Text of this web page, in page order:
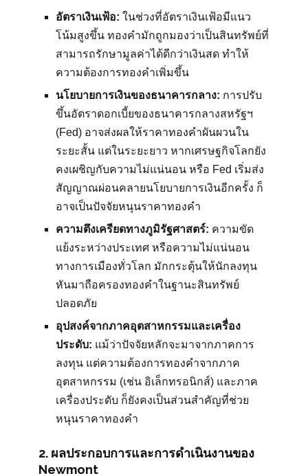
อัตราเงินเฟ้อ: ในช่วงที่อัตราเงินเฟ้อมีแนว
โน้มสูงขึ้น ทองคำมักถูกมองว่าเป็นสินทรัพย์ที่
สามารถรักษามูลค่าได้ดีกว่าเงินสด ทำให้
ความต้องการทองคำเพิ่มขึ้น
นโยบายการเงินของธนาคารกลาง: การปรับ
ขึ้นอัตราดอกเบี้ยของธนาคารกลางสหรัฐฯ
(Fed) อาจส่งผลให้ราคาทองคำผันผวนใน
ระยะสั้น แต่ในระยะยาว หากเศรษฐกิจโลกยัง
คงเผชิญกับความไม่แน่นอน หรือ Fed เริ่มส่ง
สัญญาณผ่อนคลายนโยบายการเงินอีกครั้ง ก็
อาจเป็นปัจจัยหนุนราคาทองคำ
ความตึงเครียดทางภูมิรัฐศาสตร์: ความขัด
แย้งระหว่างประเทศ หรือความไม่แน่นอน
ทางการเมืองทั่วโลก มักกระตุ้นให้นักลงทุน
หันมาถือครองทองคำในฐานะสินทรัพย์
ปลอดภัย
อุปสงค์จากภาคอุตสาหกรรมและเครื่อง
ประดับ: แม้ว่าปัจจัยหลักจะมาจากภาคการ
ลงทุน แต่ความต้องการทองคำจากภาค
อุตสาหกรรม (เช่น อิเล็กทรอนิกส์) และภาค
เครื่องประดับ ก็ยังคงเป็นส่วนสำคัญที่ช่วย
หนุนราคาทองคำ
2. ผลประกอบการและการดำเนินงานของ
Newmont